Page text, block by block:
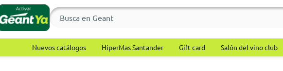
Nuevos catálogos HiperMas Santander Gift card Salón del vino club